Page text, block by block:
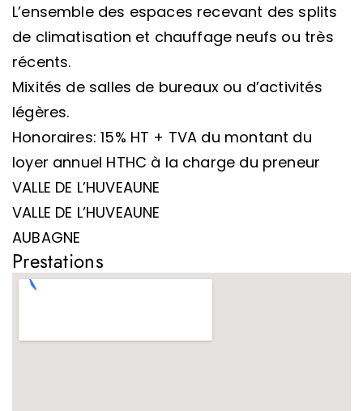
L’ensemble des espaces recevant des splits
de climatisation et chauffage neufs ou très
récents.
Mixités de salles de bureaux ou d’activités
légères.
Honoraires: 15% HT + TVA du montant du
loyer annuel HTHC à la charge du preneur
VALLE DE L’HUVEAUNE
VALLE DE L’HUVEAUNE
AUBAGNE
Prestations